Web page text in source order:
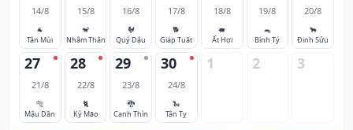
14/8
🐐
Tân Mùi
15/8
🐒
Nhâm Thân
16/8
🐓
Quý Dậu
17/8
🐕
Giáp Tuất
18/8
🐖
Ất Hợi
19/8
🐀
Bính Tý
20/8
🐂
Đinh Sửu
27
21/8
🐅
Mậu Dần
28
22/8
🐈
Kỷ Mão
29
23/8
🐉
Canh Thìn
30
24/8
🐍
Tân Tỵ
1 2 3